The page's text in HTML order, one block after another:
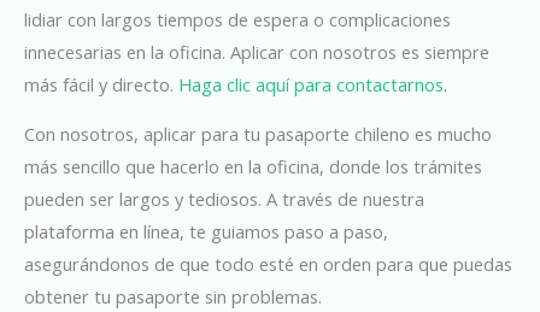
lidiar con largos tiempos de espera o complicaciones
innecesarias en la oficina. Aplicar con nosotros es siempre
más fácil y directo. Haga clic aquí para contactarnos.
Con nosotros, aplicar para tu pasaporte chileno es mucho
más sencillo que hacerlo en la oficina, donde los trámites
pueden ser largos y tediosos. A través de nuestra
plataforma en línea, te guiamos paso a paso,
asegurándonos de que todo esté en orden para que puedas
obtener tu pasaporte sin problemas.